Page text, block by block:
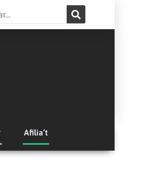
Afilia’t